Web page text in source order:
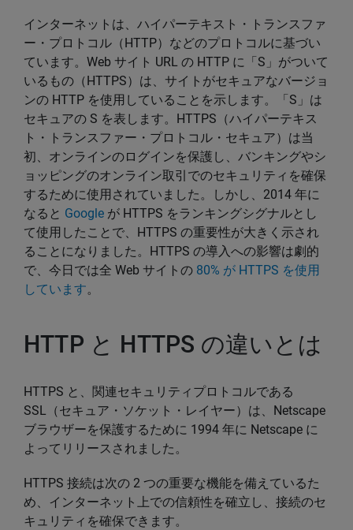
インターネットは、ハイパーテキスト・トランスファ
ー・プロトコル（HTTP）などのプロトコルに基づい
ています。Web サイト URL の HTTP に「S」がついて
いるもの（HTTPS）は、サイトがセキュアなバージョ
ンの HTTP を使用していることを示します。「S」は
セキュアの S を表します。HTTPS（ハイパーテキス
ト・トランスファー・プロトコル・セキュア）は当
初、オンラインのログインを保護し、バンキングやシ
ョッピングのオンライン取引でのセキュリティを確保
するために使用されていました。しかし、2014 年に
なると Google が HTTPS をランキングシグナルとし
て使用したことで、HTTPS の重要性が大きく示され
ることになりました。HTTPS の導入への影響は劇的
で、今日では全 Web サイトの 80% が HTTPS を使用
しています。
HTTP と HTTPS の違いとは
HTTPS と、関連セキュリティプロトコルである
SSL（セキュア・ソケット・レイヤー）は、Netscape
ブラウザーを保護するために 1994 年に Netscape に
よってリリースされました。
HTTPS 接続は次の 2 つの重要な機能を備えているた
め、インターネット上での信頼性を確立し、接続のセ
キュリティを確保できます。